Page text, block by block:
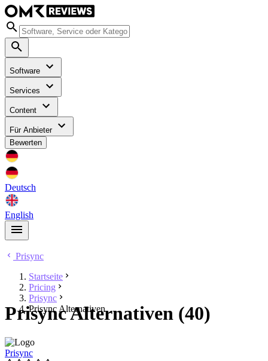
Software
Services
Content
Für Anbieter
Bewerten
Deutsch
English
Prisync
Startseite
Pricing
Prisync
Prisync Alternativen
Prisync Alternativen (40)
Prisync